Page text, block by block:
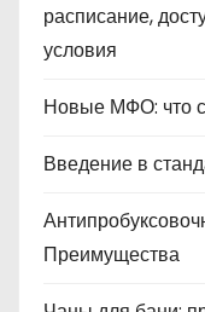
расписание,
условия
Новые МФО: что
Введение в
Преимущества